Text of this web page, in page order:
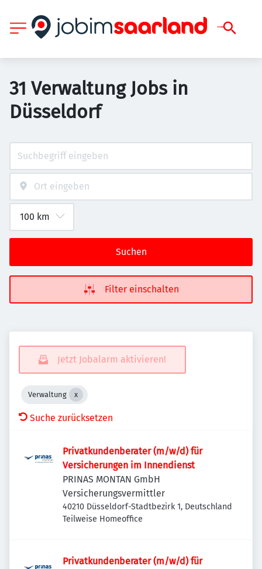
31 Verwaltung Jobs in
Düsseldorf
Suchen
Filter einschalten
Jetzt Jobalarm aktivieren!
Verwaltung
Suche zurücksetzen
Privatkundenberater (m/w/d) für
Versicherungen im Innendienst
PRINAS MONTAN GmbH
Versicherungsvermittler
40210 Düsseldorf-Stadtbezirk 1, Deutschland
Teilweise Homeoffice
Privatkundenberater (m/w/d) für